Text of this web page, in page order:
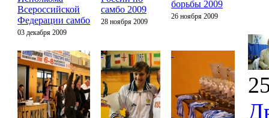
Всероссийской
Федерации самбо
03 декабря 2009
самбо 2009
28 ноября 2009
борьбы 2009
26 ноября 2009